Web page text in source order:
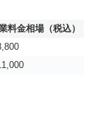
料金相場（税込）